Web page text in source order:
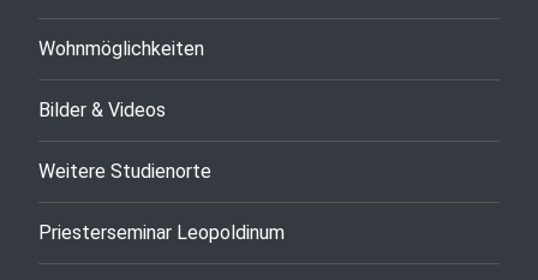
Wohnmöglichkeiten
Bilder & Videos
Weitere Studienorte
Priesterseminar Leopoldinum